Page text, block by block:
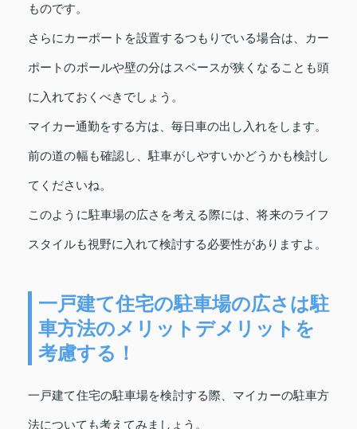
ものです。
さらにカーポートを設置するつもりでいる場合は、カー
ポートのポールや壁の分はスペースが狭くなることも頭
に入れておくべきでしょう。
マイカー通勤をする方は、毎日車の出し入れをします。
前の道の幅も確認し、駐車がしやすいかどうかも検討し
てくださいね。
このように駐車場の広さを考える際には、将来のライフ
スタイルも視野に入れて検討する必要性がありますよ。
一戸建て住宅の駐車場の広さは駐
車方法のメリットデメリットを
考慮する！
一戸建て住宅の駐車場を検討する際、マイカーの駐車方
法についても考えてみましょう。